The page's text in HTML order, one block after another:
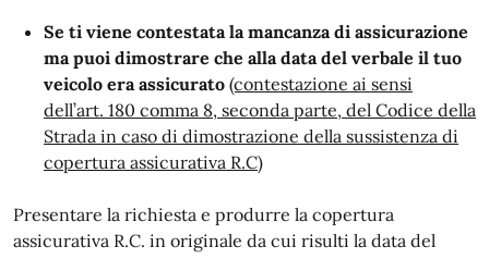
Se ti viene contestata la mancanza di assicurazione
ma puoi dimostrare che alla data del verbale il tuo
veicolo era assicurato (contestazione ai sensi
dell’art. 180 comma 8, seconda parte, del Codice della
Strada in caso di dimostrazione della sussistenza di
copertura assicurativa R.C)
Presentare la richiesta e produrre la copertura
assicurativa R.C. in originale da cui risulti la data del